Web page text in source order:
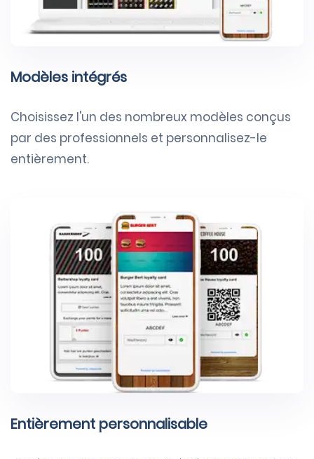
Modèles intégrés
Choisissez l'un des nombreux modèles conçus
par des professionnels et personnalisez-le
entièrement.
Entièrement personnalisable